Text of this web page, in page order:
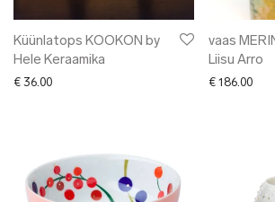
Küünlatops KOOKON by
Hele Keraamika
€ 36.00
vaas
Liisu Arro
€ 186.00